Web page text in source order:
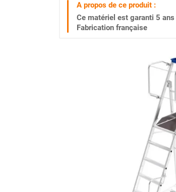
TRAVAIL DU BÉTON
MALAXEUR
COMPRESSEUR DE CHANTIER
ÉQUIPEMENT DE CHANTIER
MACHINE DE PROJECTION ET
MATÉRIEL DE SABLAGE
POMPE ET PISTOLET À
A propos de ce produit :
Ce matériel est garanti 5 ans
Fabrication française